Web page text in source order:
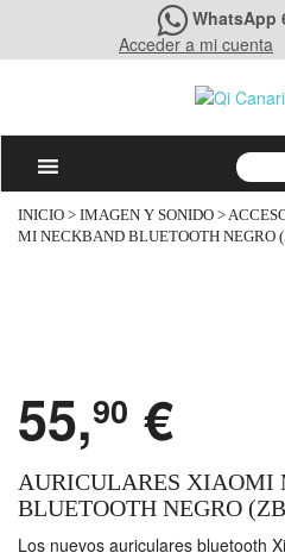
WhatsApp
Acceder a mi cuenta
INICIO > IMAGEN Y SONIDO >
MI NECKBAND BLUETOOTH NEGRO
55,90 €
AURICULARES XIAOMI
BLUETOOTH NEGRO
Los nuevos auriculares bluetooth